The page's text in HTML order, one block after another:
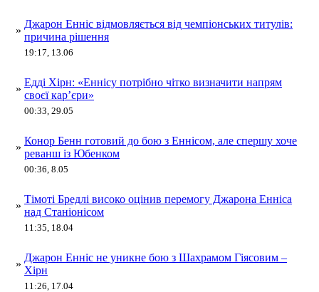
»
Джарон Енніс відмовляється від чемпіонських титулів:
причина рішення
19:17, 13.06
»
Едді Хірн: «Еннісу потрібно чітко визначити напрям
своєї карʼєри»
00:33, 29.05
»
Конор Бенн готовий до бою з Еннісом, але спершу хоче
реванш із Юбенком
00:36, 8.05
»
Тімоті Бредлі високо оцінив перемогу Джарона Енніса
над Станіонісом
11:35, 18.04
»
Джарон Енніс не уникне бою з Шахрамом Гіясовим –
Хірн
11:26, 17.04